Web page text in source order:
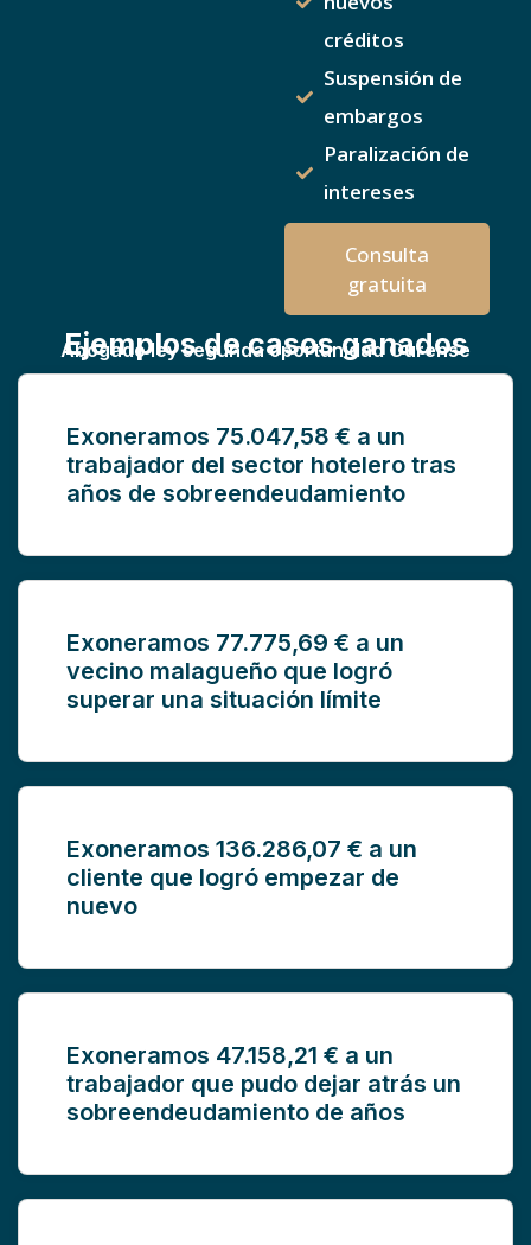
Exoneramos 75.047,58 € a un
trabajador del sector hotelero tras
años de sobreendeudamiento
Exoneramos 77.775,69 € a un
vecino malagueño que logró
superar una situación límite
Exoneramos 136.286,07 € a un
cliente que logró empezar de
nuevo
Exoneramos 47.158,21 € a un
trabajador que pudo dejar atrás un
sobreendeudamiento de años
Ejemplos de casos ganados
Abogado ley segunda oportunidad Ourense
créditos
Suspensión de
embargos
Paralización de
intereses
Consulta
gratuita